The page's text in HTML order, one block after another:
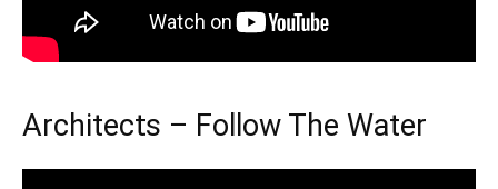
Architects – Follow The Water